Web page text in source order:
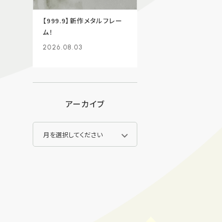
【999.9】新作メタルフレー
ム！
2026.08.03
アーカイブ